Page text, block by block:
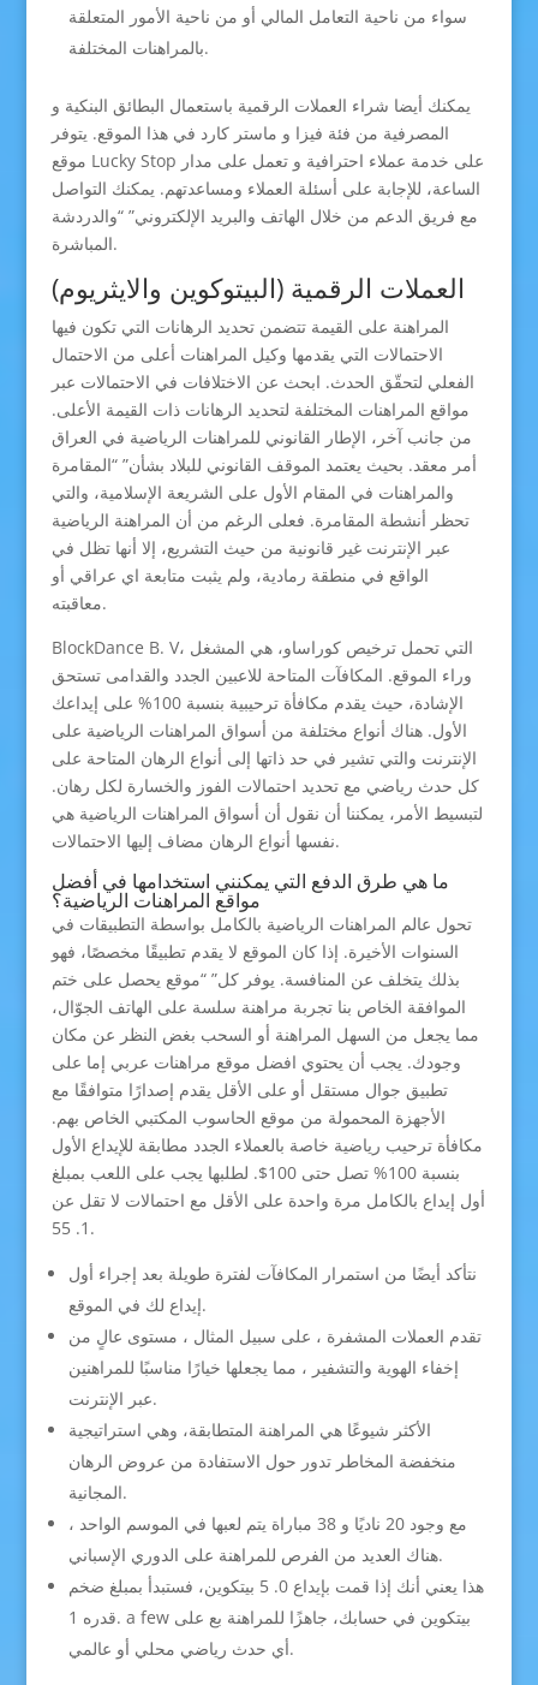
سواء من ناحية التعامل المالي أو من ناحية الأمور المتعلقة
بالمراهنات المختلفة.
يمكنك أيضا شراء العملات الرقمية باستعمال البطائق البنكية و
المصرفية من فئة فيزا و ماستر كارد في هذا الموقع. يتوفر
موقع Lucky Stop على خدمة عملاء احترافية و تعمل على مدار
الساعة، للإجابة على أسئلة العملاء ومساعدتهم. يمكنك التواصل
مع فريق الدعم من خلال الهاتف والبريد الإلكتروني” “والدردشة
المباشرة.
العملات الرقمية (البيتوكوين والايثريوم)
المراهنة على القيمة تتضمن تحديد الرهانات التي تكون فيها
الاحتمالات التي يقدمها وكيل المراهنات أعلى من الاحتمال
الفعلي لتحقّق الحدث. ابحث عن الاختلافات في الاحتمالات عبر
مواقع المراهنات المختلفة لتحديد الرهانات ذات القيمة الأعلى.
من جانب آخر، الإطار القانوني للمراهنات الرياضية في العراق
أمر معقد. بحيث يعتمد الموقف القانوني للبلاد بشأن” “المقامرة
والمراهنات في المقام الأول على الشريعة الإسلامية، والتي
تحظر أنشطة المقامرة. فعلى الرغم من أن المراهنة الرياضية
عبر الإنترنت غير قانونية من حيث التشريع، إلا أنها تظل في
الواقع في منطقة رمادية، ولم يثبت متابعة اي عراقي أو
معاقبته.
BlockDance B. V، التي تحمل ترخيص كوراساو، هي المشغل
وراء الموقع. المكافآت المتاحة للاعبين الجدد والقدامى تستحق
الإشادة، حيث يقدم مكافأة ترحيبية بنسبة 100% على إيداعك
الأول. هناك أنواع مختلفة من أسواق المراهنات الرياضية على
الإنترنت والتي تشير في حد ذاتها إلى أنواع الرهان المتاحة على
كل حدث رياضي مع تحديد احتمالات الفوز والخسارة لكل رهان.
لتبسيط الأمر، يمكننا أن نقول أن أسواق المراهنات الرياضية هي
نفسها أنواع الرهان مضاف إليها الاحتمالات.
ما هي طرق الدفع التي يمكنني استخدامها في أفضل
مواقع المراهنات الرياضية؟
تحول عالم المراهنات الرياضية بالكامل بواسطة التطبيقات في
السنوات الأخيرة. إذا كان الموقع لا يقدم تطبيقًا مخصصًا، فهو
بذلك يتخلف عن المنافسة. يوفر كل” “موقع يحصل على ختم
الموافقة الخاص بنا تجربة مراهنة سلسة على الهاتف الجوّال،
مما يجعل من السهل المراهنة أو السحب بغض النظر عن مكان
وجودك. يجب أن يحتوي افضل موقع مراهنات عربي إما على
تطبيق جوال مستقل أو على الأقل يقدم إصدارًا متوافقًا مع
الأجهزة المحمولة من موقع الحاسوب المكتبي الخاص بهم.
مكافأة ترحيب رياضية خاصة بالعملاء الجدد مطابقة للإيداع الأول
بنسبة 100% تصل حتى 100$. لطلبها يجب على اللعب بمبلغ
أول إيداع بالكامل مرة واحدة على الأقل مع احتمالات لا تقل عن
1. 55.
نتأكد أيضًا من استمرار المكافآت لفترة طويلة بعد إجراء أول
إيداع لك في الموقع.
تقدم العملات المشفرة ، على سبيل المثال ، مستوى عالٍ من
إخفاء الهوية والتشفير ، مما يجعلها خيارًا مناسبًا للمراهنين
عبر الإنترنت.
الأكثر شيوعًا هي المراهنة المتطابقة، وهي استراتيجية
منخفضة المخاطر تدور حول الاستفادة من عروض الرهان
المجانية.
مع وجود 20 ناديًا و 38 مباراة يتم لعبها في الموسم الواحد ،
هناك العديد من الفرص للمراهنة على الدوري الإسباني.
هذا يعني أنك إذا قمت بإيداع 0. 5 بيتكوين، فستبدأ بمبلغ ضخم
قدره 1. a few بيتكوين في حسابك، جاهزًا للمراهنة بع على
أي حدث رياضي محلي أو عالمي.